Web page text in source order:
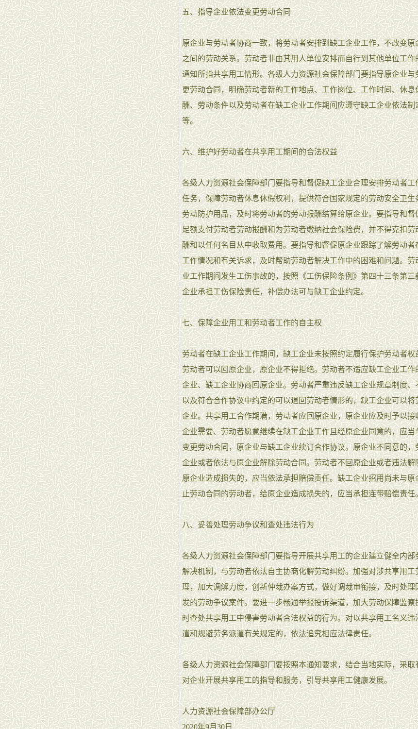
五、指导企业依法变更劳动合同
原企业与劳动者协商一致，将劳动者安排到缺工企业工作，不改变原
之间的劳动关系。劳动者非由其用人单位安排而自行到其他单位工作
通知所指共享用工情形。各级人力资源社会保障部门要指导原企业与
更劳动合同，明确劳动者新的工作地点、工作岗位、工作时间、休息
酬、劳动条件以及劳动者在缺工企业工作期间应遵守缺工企业依法制
等。
六、维护好劳动者在共享用工期间的合法权益
各级人力资源社会保障部门要指导和督促缺工企业合理安排劳动者工
任务，保障劳动者休息休假权利，提供符合国家规定的劳动安全卫生
劳动防护用品，及时将劳动者的劳动报酬结算给原企业。要指导和督
足额支付劳动者劳动报酬和为劳动者缴纳社会保险费，并不得克扣劳
酬和以任何名目从中收取费用。要指导和督促原企业跟踪了解劳动者
工作情况和有关诉求，及时帮助劳动者解决工作中的困难和问题。劳
业工作期间发生工伤事故的，按照《工伤保险条例》第四十三条第三
企业承担工伤保险责任，补偿办法可与缺工企业约定。
七、保障企业用工和劳动者工作的自主权
劳动者在缺工企业工作期间，缺工企业未按照约定履行保护劳动者权
劳动者可以回原企业，原企业不得拒绝。劳动者不适应缺工企业工作
企业、缺工企业协商回原企业。劳动者严重违反缺工企业规章制度、
以及符合合作协议中约定的可以退回劳动者情形的，缺工企业可以将
企业。共享用工合作期满，劳动者应回原企业，原企业应及时予以接
企业需要、劳动者愿意继续在缺工企业工作且经原企业同意的，应当
变更劳动合同，原企业与缺工企业续订合作协议。原企业不同意的，
企业或者依法与原企业解除劳动合同。劳动者不回原企业或者违法解
原企业造成损失的，应当依法承担赔偿责任。缺工企业招用尚未与原
止劳动合同的劳动者，给原企业造成损失的，应当承担连带赔偿责任
八、妥善处理劳动争议和查处违法行为
各级人力资源社会保障部门要指导开展共享用工的企业建立健全内部
解决机制，与劳动者依法自主协商化解劳动纠纷。加强对涉共享用工
理，加大调解力度，创新仲裁办案方式，做好调裁审衔接，及时处理
发的劳动争议案件。要进一步畅通举报投诉渠道，加大劳动保障监察
时查处共享用工中侵害劳动者合法权益的行为。对以共享用工名义违
遣和规避劳务派遣有关规定的，依法追究相应法律责任。
各级人力资源社会保障部门要按照本通知要求，结合当地实际，采取
对企业开展共享用工的指导和服务，引导共享用工健康发展。
人力资源社会保障部办公厅
2020年9月30日